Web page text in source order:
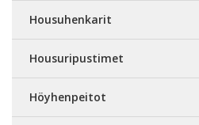
Housuhenkarit
Housuripustimet
Höyhenpeitot